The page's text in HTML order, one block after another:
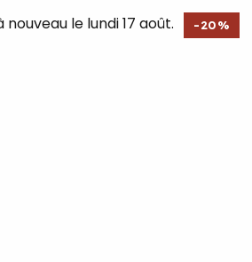
le lundi 17 août.
- 20 %